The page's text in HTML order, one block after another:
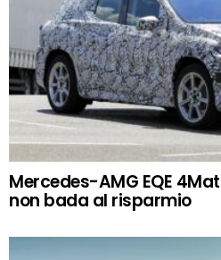
Mercedes-AMG EQE
non bada al risparmio